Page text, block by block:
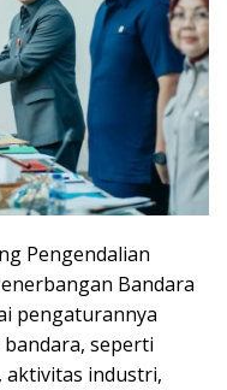
Pengendalian
Bandara
pengaturannya
seperti
aktivitas industri,